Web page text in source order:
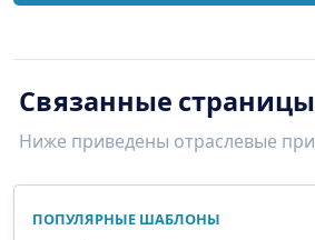
Связанные
Ниже приведены отраслевые
ПОПУЛЯРНЫЕ ШАБЛОНЫ